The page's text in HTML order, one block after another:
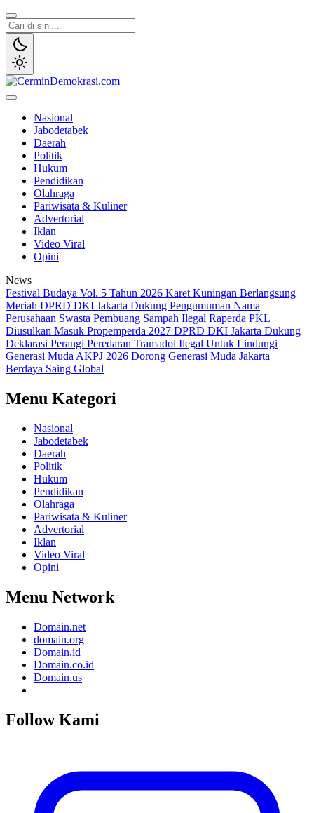
Lewati
ke
konten
Nasional
Jabodetabek
Daerah
Politik
Hukum
Pendidikan
Olahraga
Pariwisata & Kuliner
Advertorial
Iklan
Video Viral
Opini
News
Festival Budaya Vol. 5 Tahun 2026 Karet Kuningan Berlangsung
Meriah DPRD DKI Jakarta Dukung Pengumuman Nama
Perusahaan Swasta Pembuang Sampah Ilegal Raperda PKL
Diusulkan Masuk Propemperda 2027 DPRD DKI Jakarta Dukung
Deklarasi Perangi Peredaran Tramadol Ilegal Untuk Lindungi
Generasi Muda AKPJ 2026 Dorong Generasi Muda Jakarta
Berdaya Saing Global
Menu Kategori
Nasional
Jabodetabek
Daerah
Politik
Hukum
Pendidikan
Olahraga
Pariwisata & Kuliner
Advertorial
Iklan
Video Viral
Opini
Menu Network
Domain.net
domain.org
Domain.id
Domain.co.id
Domain.us
Follow Kami